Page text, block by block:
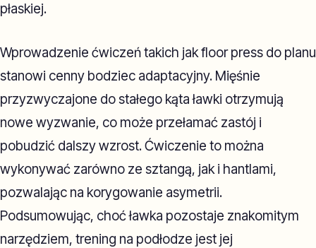
płaskiej.
Wprowadzenie ćwiczeń takich jak floor press do planu
stanowi cenny bodziec adaptacyjny. Mięśnie
przyzwyczajone do stałego kąta ławki otrzymują
nowe wyzwanie, co może przełamać zastój i
pobudzić dalszy wzrost. Ćwiczenie to można
wykonywać zarówno ze sztangą, jak i hantlami,
pozwalając na korygowanie asymetrii.
Podsumowując, choć ławka pozostaje znakomitym
narzędziem, trening na podłodze jest jej